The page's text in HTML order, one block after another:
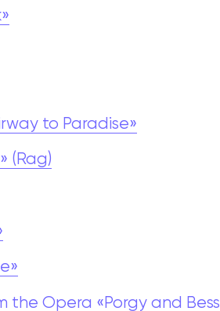
to Paradise»
(Rag)
Opera «Porgy and